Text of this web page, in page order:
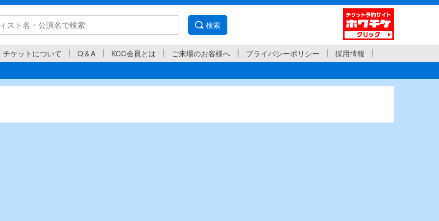
検索
チケットについて Q＆A KCC会員とは ご来場のお客様へ プライバシーポリシー 採用情報